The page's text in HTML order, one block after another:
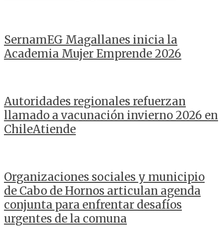
SernamEG Magallanes inicia la
Academia Mujer Emprende 2026
Autoridades regionales refuerzan
llamado a vacunación invierno 2026 en
ChileAtiende
Organizaciones sociales y municipio
de Cabo de Hornos articulan agenda
conjunta para enfrentar desafíos
urgentes de la comuna